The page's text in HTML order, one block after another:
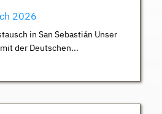
2026
in San Sebastián Unser
der Deutschen...